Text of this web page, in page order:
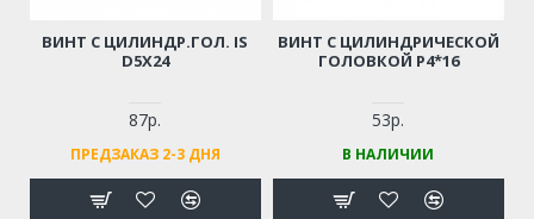
ВИНТ С ЦИЛИНДР.ГОЛ. IS
D5Х24
87р.
ПРЕДЗАКАЗ 2-3 ДНЯ
ВИНТ С ЦИЛИНДРИЧЕСКОЙ
ГОЛОВКОЙ Р4*16
53р.
В НАЛИЧИИ